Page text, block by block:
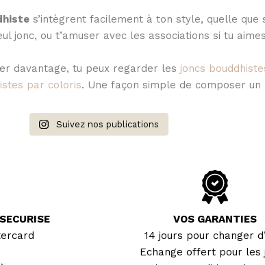
s’intègrent facilement à ton style, quelle que
jonc, ou t’amuser avec les associations si tu
davantage, tu peux regarder les joncs
par coloris. Une façon simple de composer
Suivez nos publications
VOS GARANTIES
14 jours pour changer
Echange offert pour les